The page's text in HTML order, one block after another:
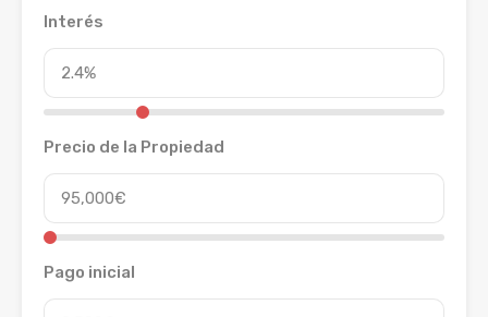
Interés
Precio de la Propiedad
Pago inicial